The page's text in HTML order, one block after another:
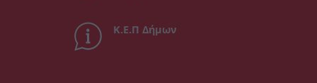
Κ.Ε.Π Δήμων